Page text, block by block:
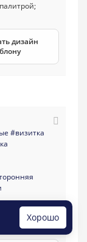
дизайн
#визитка
Хорошо